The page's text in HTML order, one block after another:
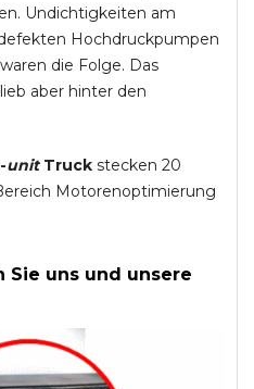
Undichtigkeiten am
Hochdruckpumpen
die Folge. Das
aber hinter den
unitTruck stecken 20
Motorenoptimierung
Sie uns und unsere